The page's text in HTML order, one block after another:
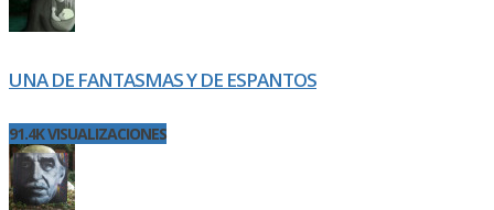
UNA DE FANTASMAS Y DE ESPANTOS
91.4K VISUALIZACIONES